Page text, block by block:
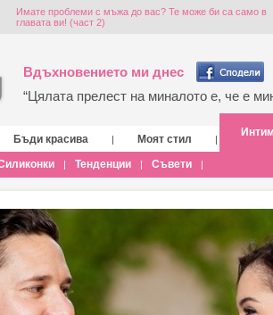
Имате проблеми с мъжа до вас? Те може би са само в
главата ви! (част 2)
Вдъхновението ми днес
“Цялата прелест на миналото е, че е
Бъди красива | Моят стил |
| Тенденции | Съвети |